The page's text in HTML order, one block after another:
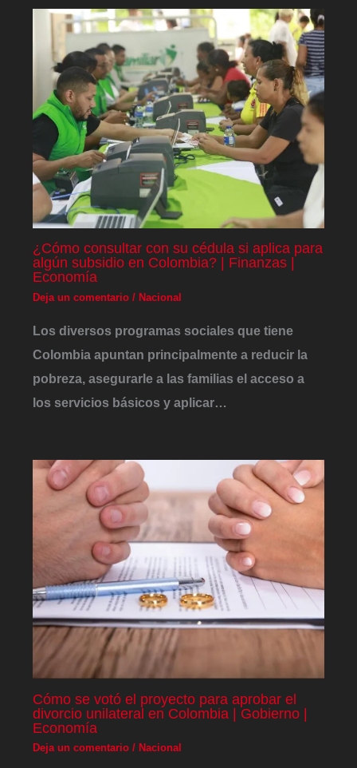
¿Cómo consultar con su cédula si aplica para
algún subsidio en Colombia? | Finanzas |
Economía
Deja un comentario /Nacional
Los diversos programas sociales que tiene
Colombia apuntan principalmente a reducir la
pobreza, asegurarle a las familias el acceso a
los servicios básicos y aplicar…
Cómo se votó el proyecto para aprobar el
divorcio unilateral en Colombia | Gobierno |
Economía
Deja un comentario / Nacional